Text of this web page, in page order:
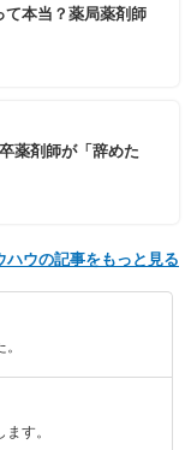
て本当？薬局薬剤師
薬剤師が「辞めた
ハウの記事をもっと見る
す。